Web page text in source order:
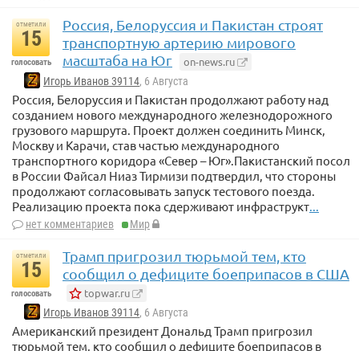
отметили
15
голосовать
Россия, Белоруссия и Пакистан строят
транспортную артерию мирового
масштаба на Юг
on-news.ru
Игорь Иванов 39114, 6 Августа
Россия, Белоруссия и Пакистан продолжают работу над
созданием нового международного железнодорожного
грузового маршрута. Проект должен соединить Минск,
Москву и Карачи, став частью международного
транспортного коридора «Север – Юг».Пакистанский посол
в России Файсал Ниаз Тирмизи подтвердил, что стороны
продолжают согласовывать запуск тестового поезда.
Реализацию проекта пока сдерживают инфраструкт...
нет комментариев Мир
отметили
15
голосовать
Трамп пригрозил тюрьмой тем, кто
сообщил о дефиците боеприпасов в США
topwar.ru
Игорь Иванов 39114, 6 Августа
Американский президент Дональд Трамп пригрозил
тюрьмой тем, кто сообщил о дефиците боеприпасов в